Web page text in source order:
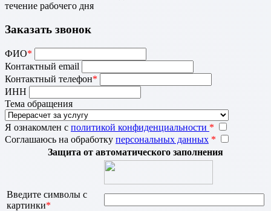
течение рабочего дня
Заказать звонок
ФИО*
Контактный email
Контактный телефон*
ИНН
Тема обращения
Я ознакомлен с политикой конфиденциальности *
Соглашаюсь на обработку персональных данных *
Защита от автоматического заполнения
Введите символы с
картинки*